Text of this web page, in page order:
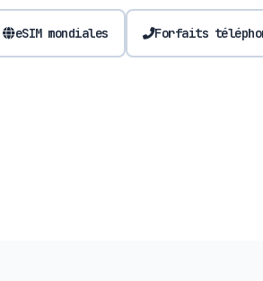
eSIM mondiales Forfaits